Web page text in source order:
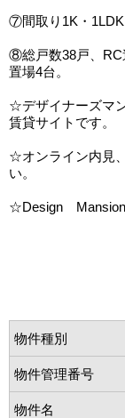
⑦間取り1K・1LDK
⑧総戸数38戸、RC
置場4台。
☆デザイナーズマ
賃貸サイトです。
☆オンライン内見
い。
☆Design Mansion
物件種別
物件管理番号
物件名